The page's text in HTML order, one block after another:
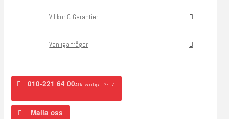
Villkor & Garantier
Vanliga frågor
010-221 64 00Alla vardagar 7-17
Maila oss